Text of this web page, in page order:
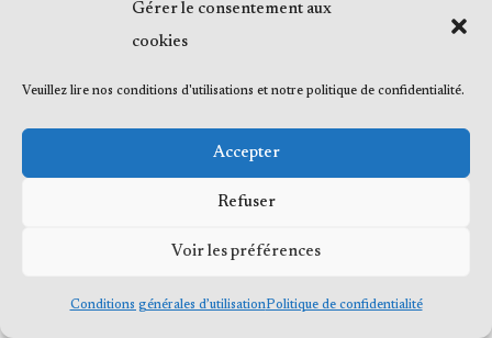
Gérer le consentement aux
cookies
Veuillez lire nos conditions d'utilisations et notre politique de confidentialité.
Accepter
Refuser
Voir les préférences
Conditions générales d’utilisationPolitique de confidentialité